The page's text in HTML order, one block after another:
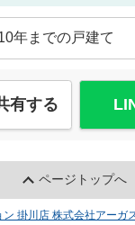
年までの戸建て
有する
ページトップへ
掛川店 株式会社アーガ